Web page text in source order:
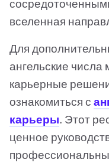
вселенная
Для
ангельские
карьерные
ознакомиться с
карьеры. Этот
ценное